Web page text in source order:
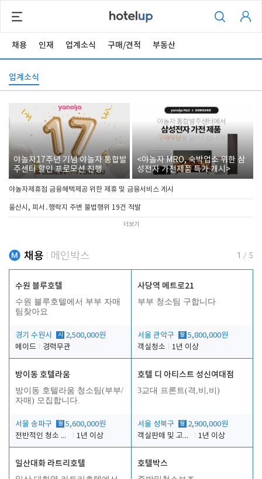
채용 인재 업계소식 구매/견적 부동산
업계소식
야놀자17주년 기념 야놀자 통합발
주센터 할인 프로모션 진행
<야놀자 MRO, 숙박업소 위한 삼
성전자 가전제품 특가 개시>
야놀자제휴점 금융혜택제공 위한 제휴 및 금융서비스 게시
울산시, 피서․행락지 주변 불법행위 19건 적발
더보기
채용 메인박스 1 / 5
수원 블루호텔
수원 블루호텔에서 부부 자매
팀찾아요
경기 수원시 시
2,500,000원
메이드
경력무관
사당역 메트로21
부부 청소팀 구합니다
서울 관악구 월 5,800,000원
객실청소
1년 이상
방이동 호텔라움
방이동 호텔라움 청소팀(부부/
자매) 모집합니다.
서울 송파구 월 5,600,000원
전반적인 청소 업무(객실청소.객실정리)
1년 이상
호텔 디 아티스트 성신여대점
3교대 프론트(격,비,비)
서울 성북구 월 2,900,000원
객실판매 및 고객응대
1년 이상
일산대화 라트리호텔 호텔박스